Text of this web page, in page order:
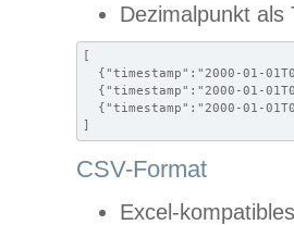
Dezimalpunkt als
[
{"timestamp":"2000-01-
{"timestamp":"2000-01-
{"timestamp":"2000-01-
]
CSV-Format
Excel-